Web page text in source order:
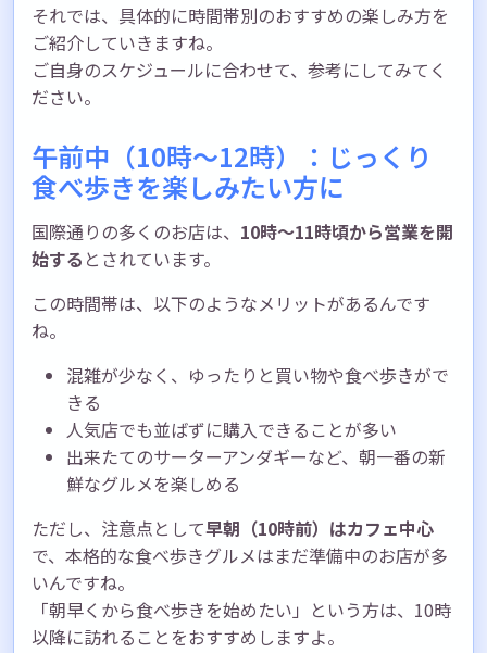
それでは、具体的に時間帯別のおすすめの楽しみ方を
ご紹介していきますね。
ご自身のスケジュールに合わせて、参考にしてみてく
ださい。
午前中（10時〜12時）：じっくり
食べ歩きを楽しみたい方に
国際通りの多くのお店は、 10時〜11時頃から営業を開
始する とされています。
この時間帯は、以下のようなメリットがあるんです
ね。
混雑が少なく、ゆったりと買い物や食べ歩きがで
きる
人気店でも並ばずに購入できることが多い
出来たてのサーターアンダギーなど、朝一番の新
鮮なグルメを楽しめる
ただし、注意点として早朝（10時前）はカフェ中心
で、本格的な食べ歩きグルメはまだ準備中のお店が多
いんですね。
「朝早くから食べ歩きを始めたい」という方は、10時
以降に訪れることをおすすめしますよ。